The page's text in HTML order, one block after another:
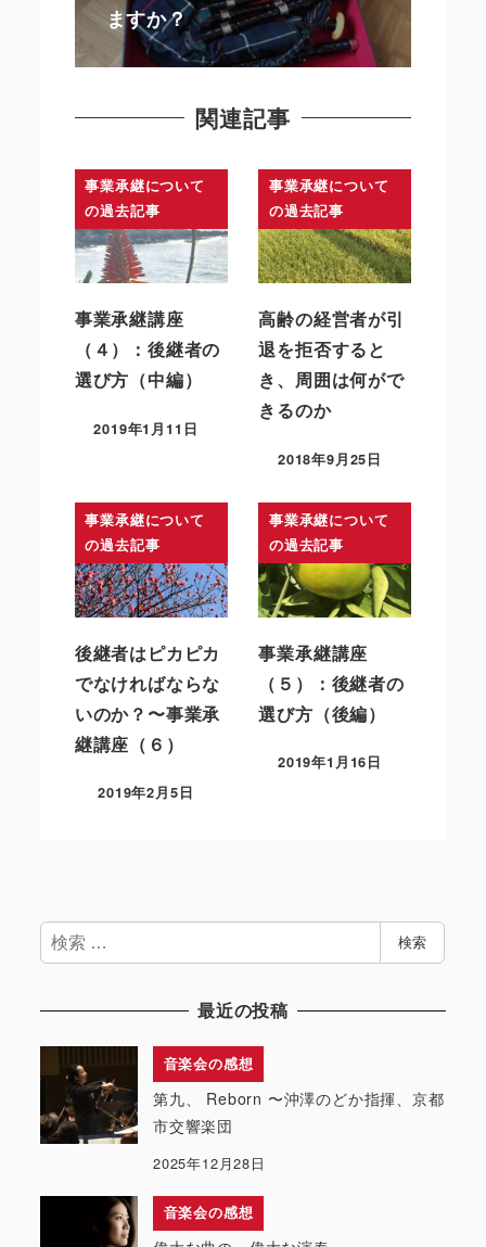
ますか？
関連記事
事業承継について
の過去記事
事業承継講座
（４）：後継者の
選び方（中編）
2019年1月11日
事業承継について
の過去記事
高齢の経営者が引
退を拒否すると
き、周囲は何がで
きるのか
2018年9月25日
事業承継について
の過去記事
後継者はピカピカ
でなければならな
いのか？〜事業承
継講座（６）
2019年2月5日
事業承継について
の過去記事
事業承継講座
（５）：後継者の
選び方（後編）
2019年1月16日
検
索
検索
最近の投稿
音楽会の感想
第九、 Reborn 〜沖澤のどか指揮、京都
市交響楽団
2025年12月28日
音楽会の感想